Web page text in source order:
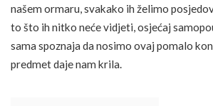
našem ormaru, svakako ih želimo
to što ih nitko neće vidjeti, osjećaj
sama spoznaja da nosimo ovaj pomalo
predmet daje nam krila.